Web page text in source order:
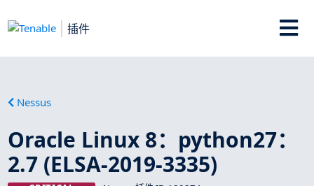
插件
Nessus
Oracle Linux 8：python27：
2.7 (ELSA-2019-3335)